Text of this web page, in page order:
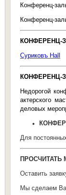
Конференц-
Конференц-
КОНФЕРЕНЦ-
Суриковъ Hall
КОНФЕРЕНЦ-
Недорогой
актерского
деловых
Для
ПРОСЧИТАТЬ
Оставить
Мы сделаем